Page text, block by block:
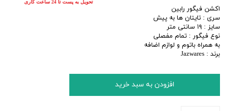
اکشن فیگور رابین
سری : تایتان ها به پیش
سایز : ۱۹ سانتی متر
نوع فیگور : تمام مفصلی
به همراه باتوم و لوازم اضافه
برند : Jazwares
افزودن به سبد خرید
تحویل به پست تا 24 ساعت کاری